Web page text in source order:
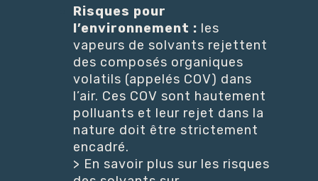
Risques pour
l’environnement : les
vapeurs de solvants rejettent
des composés organiques
volatils (appelés COV) dans
l’air. Ces COV sont hautement
polluants et leur rejet dans la
nature doit être strictement
encadré.
> En savoir plus sur les risques